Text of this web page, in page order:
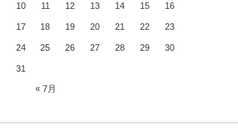
« 7月
10 11 12 13 14 15 16
17 18 19 20 21 22 23
24 25 26 27 28 29 30
31